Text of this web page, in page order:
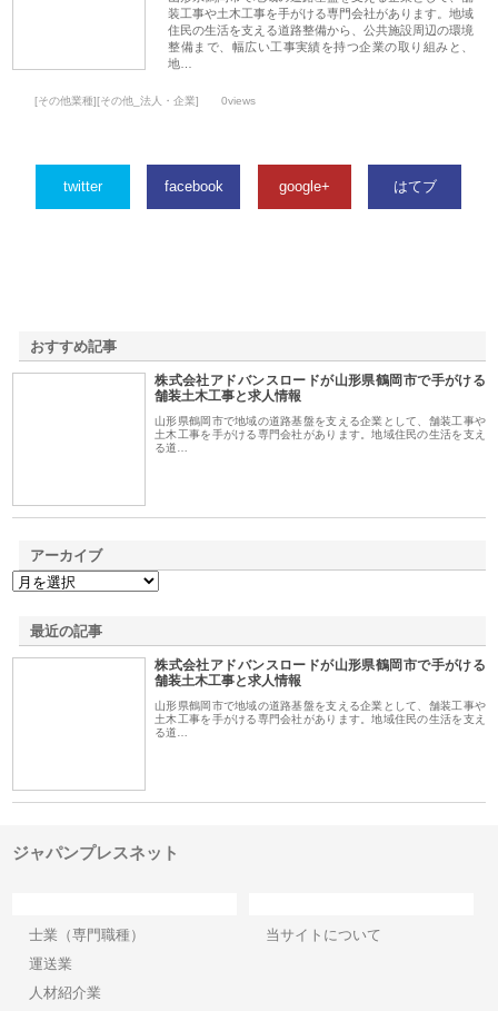
装工事や土木工事を手がける専門会社があります。地域
住民の生活を支える道路整備から、公共施設周辺の環境
整備まで、幅広い工事実績を持つ企業の取り組みと、
地…
[その他業種][その他_法人・企業] 0views
twitter facebook google+ はてブ
おすすめ記事
株式会社アドバンスロードが山形県鶴岡市で手がける
舗装土木工事と求人情報
山形県鶴岡市で地域の道路基盤を支える企業として、舗装工事や
土木工事を手がける専門会社があります。地域住民の生活を支え
る道…
アーカイブ
最近の記事
株式会社アドバンスロードが山形県鶴岡市で手がける
舗装土木工事と求人情報
山形県鶴岡市で地域の道路基盤を支える企業として、舗装工事や
土木工事を手がける専門会社があります。地域住民の生活を支え
る道…
ジャパンプレスネット
士業（専門職種）
運送業
人材紹介業
当サイトについて